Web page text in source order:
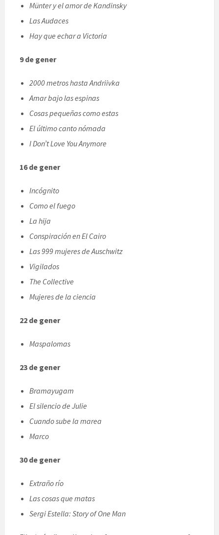
Münter y el amor de Kandinsky
Las Audaces
Hay que echar a Victoria
9 de gener
2000 metros hasta Andriivka
Amar bajo las espinas
Cosas pequeñas como estas
El último canto nómada
I Don’t Love You Anymore
16 de gener
Incógnito
Como el fuego
La hija
Conspiración en El Cairo
Las 999 mujeres de Auschwitz
Vigilados
The Collective
Mujeres de la ciencia
22 de gener
Maspalomas
23 de gener
Bramayugam
El silencio de Julie
Cuando sube la marea
Marco
30 de gener
Extraño río
Las cosas que matas
Sergi Estella: Story of One Man